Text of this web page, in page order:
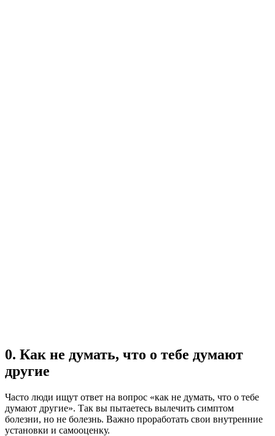
0. Как не думать, что о тебе думают
другие
Часто люди ищут ответ на вопрос «как не думать, что о тебе
думают другие». Так вы пытаетесь вылечить симптом
болезни, но не болезнь. Важно проработать свои внутренние
установки и самооценку.